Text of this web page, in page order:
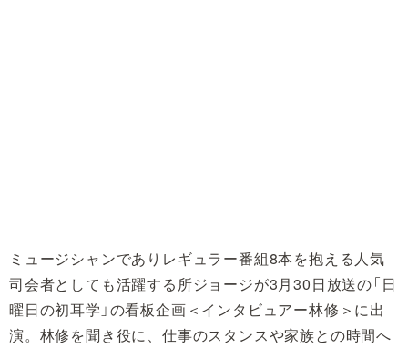
ミュージシャンでありレギュラー番組8本を抱える人気
司会者としても活躍する所ジョージが3月30日放送の「日
曜日の初耳学」の看板企画＜インタビュアー林修＞に出
演。林修を聞き役に、仕事のスタンスや家族との時間へ